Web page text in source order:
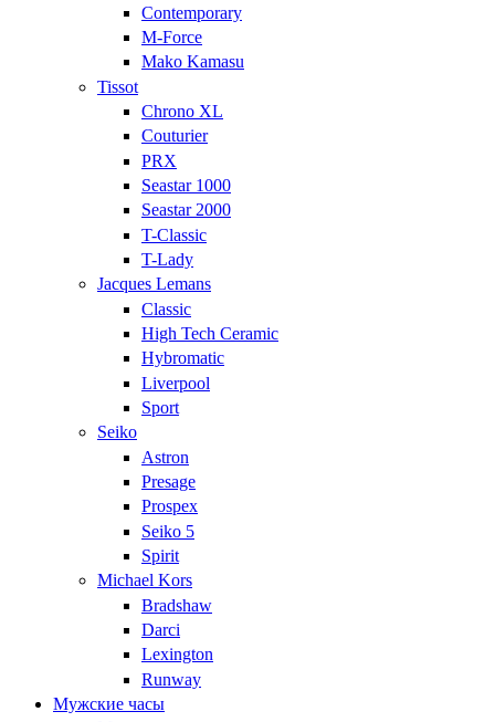
Contemporary
M-Force
Mako Kamasu
Tissot
Chrono XL
Couturier
PRX
Seastar 1000
Seastar 2000
T-Classic
T-Lady
Jacques Lemans
Classic
High Tech Ceramic
Hybromatic
Liverpool
Sport
Seiko
Astron
Presage
Prospex
Seiko 5
Spirit
Michael Kors
Bradshaw
Darci
Lexington
Runway
Мужские часы